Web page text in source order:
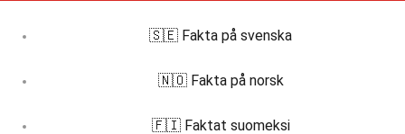
🇸🇪 Fakta på svenska
🇳🇴 Fakta på norsk
🇫🇮 Faktat suomeksi